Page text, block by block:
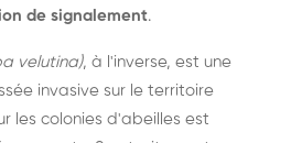
de signalement.
velutina), à l'inverse, est une
invasive sur le territoire
les colonies d'abeilles est